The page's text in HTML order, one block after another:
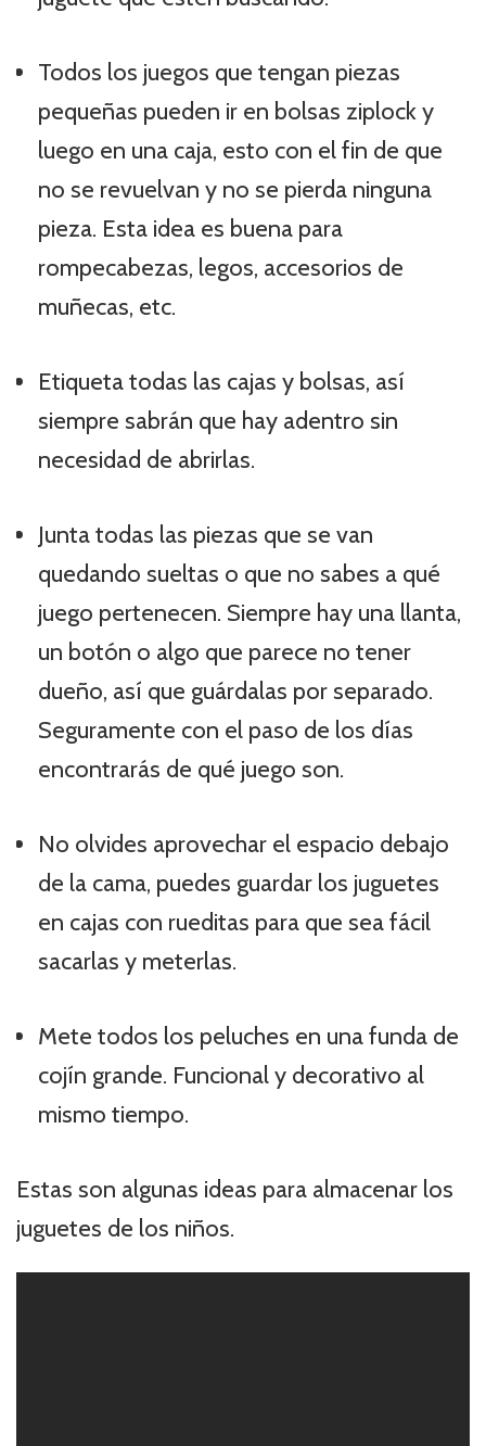
Todos los juegos que tengan piezas
pequeñas pueden ir en bolsas ziplock y
luego en una caja, esto con el fin de que
no se revuelvan y no se pierda ninguna
pieza. Esta idea es buena para
rompecabezas, legos, accesorios de
muñecas, etc.
Etiqueta todas las cajas y bolsas, así
siempre sabrán que hay adentro sin
necesidad de abrirlas.
Junta todas las piezas que se van
quedando sueltas o que no sabes a qué
juego pertenecen. Siempre hay una llanta,
un botón o algo que parece no tener
dueño, así que guárdalas por separado.
Seguramente con el paso de los días
encontrarás de qué juego son.
No olvides aprovechar el espacio debajo
de la cama, puedes guardar los juguetes
en cajas con rueditas para que sea fácil
sacarlas y meterlas.
Mete todos los peluches en una funda de
cojín grande. Funcional y decorativo al
mismo tiempo.
Estas son algunas ideas para almacenar los
juguetes de los niños.